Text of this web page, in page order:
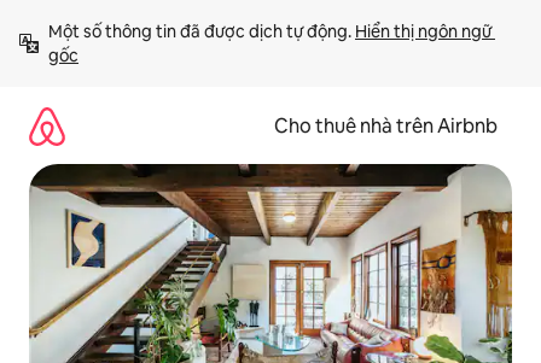
đến
Một số thông tin đã được dịch tự động. Hiển thị ngôn ngữ
gốc
Cho thuê nhà trên Airbnb